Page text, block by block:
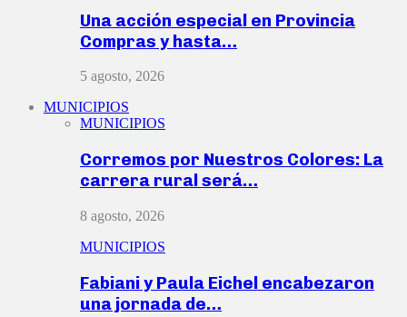
Una acción especial en Provincia
Compras y hasta…
5 agosto, 2026
MUNICIPIOS
MUNICIPIOS
Corremos por Nuestros Colores: La
carrera rural será…
8 agosto, 2026
MUNICIPIOS
Fabiani y Paula Eichel encabezaron
una jornada de…